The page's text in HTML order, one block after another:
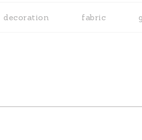
decoration fabric